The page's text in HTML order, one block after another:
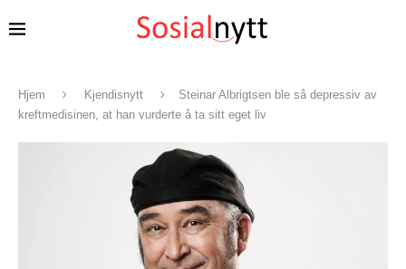
Hjem Kjendisnytt
Steinar Albrigtsen ble så depressiv av
kreftmedisinen, at han vurderte å ta sitt eget liv